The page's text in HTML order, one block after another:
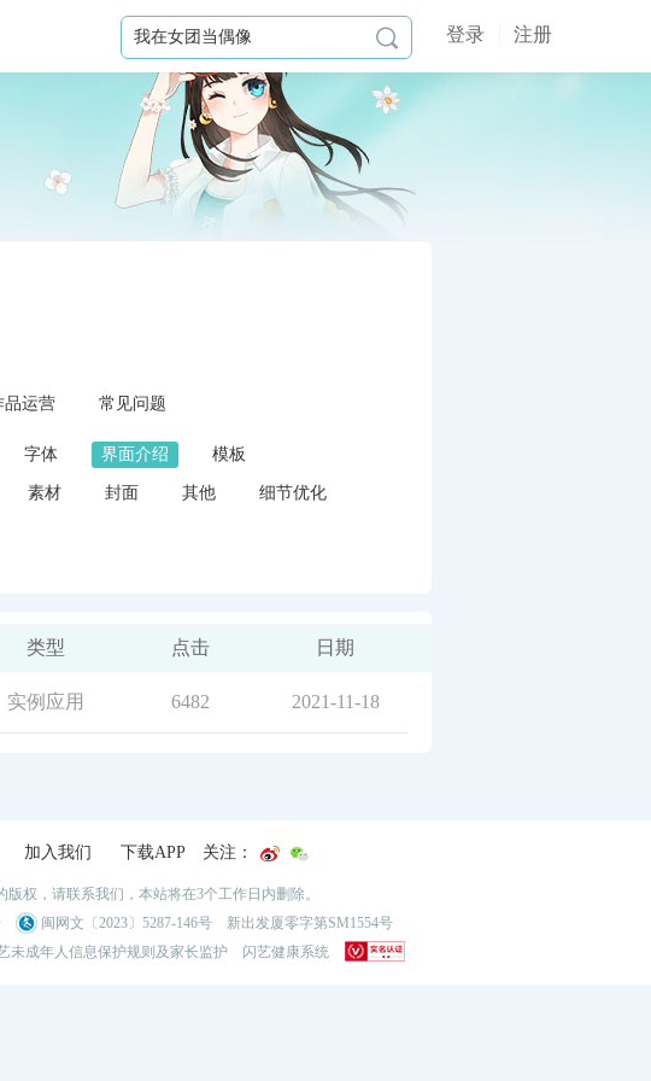
登录 注册

品运营 常见问题
字体 界面介绍 模板
素材 封面 其他 细节优化
类型 点击 日期
实例应用 6482 2021-11-18
加入我们 下载APP 关注：
权，请联系我们，本站将在3个工作日内删除。
闽网文〔2023〕5287-146号
新出发厦零字第SM1554号
未成年人信息保护规则及家长监护 闪艺健康系统